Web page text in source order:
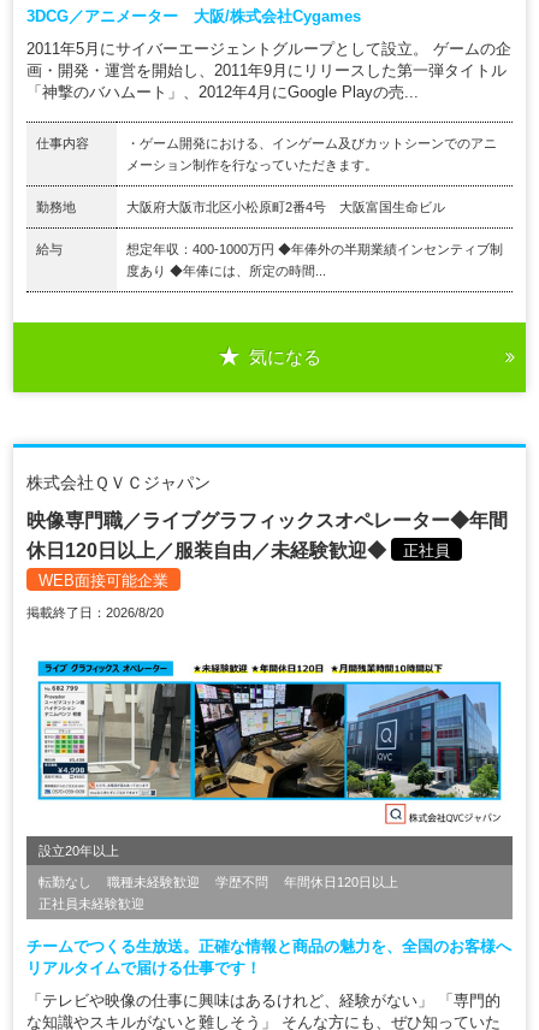
3DCG／アニメーター 大阪/株式会社Cygames
2011年5月にサイバーエージェントグループとして設立。 ゲームの企
画・開発・運営を開始し、2011年9月にリリースした第一弾タイトル
「神撃のバハムート」、2012年4月にGoogle Playの売...
仕事内容
・ゲーム開発における、インゲーム及びカットシーンでのアニ
メーション制作を行なっていただきます。
勤務地 大阪府大阪市北区小松原町2番4号 大阪富国生命ビル
給与
想定年収：400-1000万円 ◆年俸外の半期業績インセンティブ制
度あり ◆年俸には、所定の時間...
気になる
株式会社ＱＶＣジャパン
映像専門職／ライブグラフィックスオペレーター◆年間
休日120日以上／服装自由／未経験歓迎◆
正社員
WEB面接可能企業
掲載終了日：2026/8/20
設立20年以上
転勤なし 職種未経験歓迎 学歴不問
年間休日120日以上
正社員未経験歓迎
チームでつくる生放送。正確な情報と商品の魅力を、全国のお客様へ
リアルタイムで届ける仕事です！
「テレビや映像の仕事に興味はあるけれど、経験がない」 「専門的
な知識やスキルがないと難しそう」 そんな方にも、ぜひ知っていた